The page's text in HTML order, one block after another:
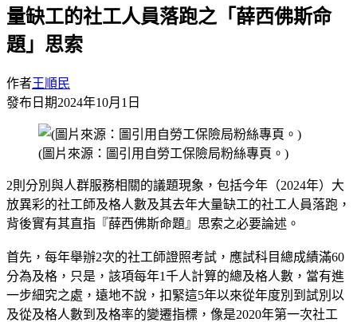
量缺工的社工人員落跑之「薛西佛斯命
題」思索
作者王順民
發布日期2024年10月1日
(圖片來源：圖引用自勞工保險局粉絲專頁。)
2則分別與人群服務相關的議題現象，包括今年（2024年）大
放異彩的社工師及格人數及其去年大量缺工的社工人員落跑，
背後實有其直指『薛西佛斯命題』思索之必要論述。
首先，每年舉辦2次的社工師證照考試，應試科目總成績滿60
分為及格，只是，該項每年1千人計算的總及格人數，當有進
一步細究之處，遠地不說，扣緊這5年以來從年度別到試別以
及從及格人數到及格率的變遷指標，像是2020年第一次社工